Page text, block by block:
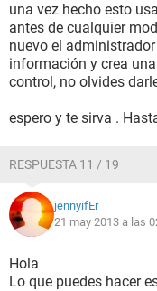
una vez hecho esto
antes de cualquier
nuevo el
información y crea
control, no olvides
espero y te sirva .
RESPUESTA 11 / 19
jennyifEr
21 may 2013 a las
Hola
Lo que puedes hacer